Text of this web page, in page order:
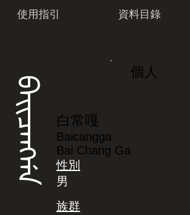
使用指引 資料目錄
ᠪᠠᡳᠴᠠᠩᡤᠠ
個人
白常嘎
Baicangga
Bai Chang Ga
性別
男
族群